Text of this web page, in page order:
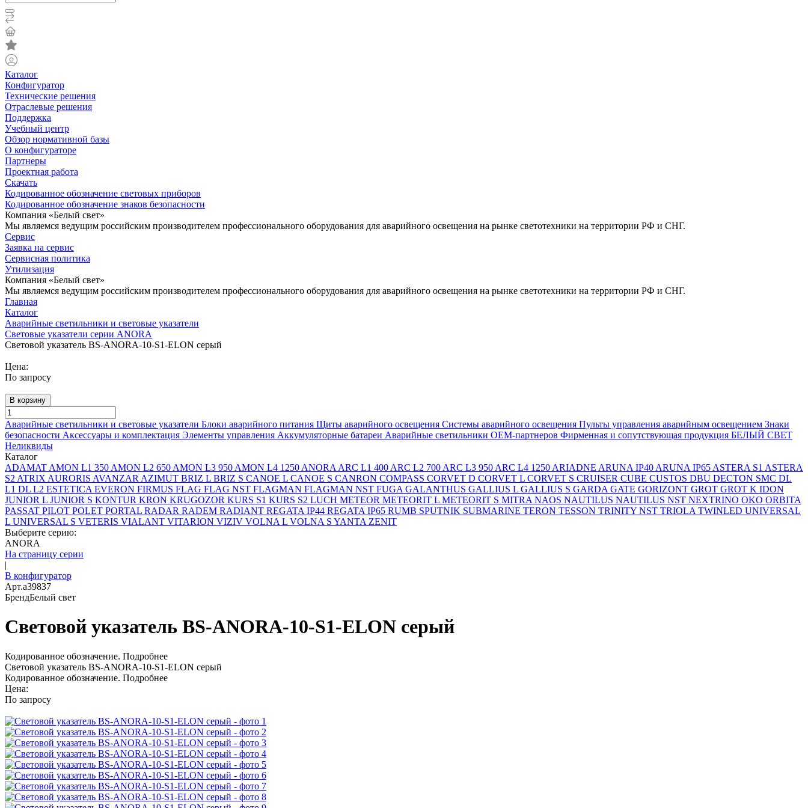
Каталог
Конфигуратор
Технические решения
Отраслевые решения
Поддержка
Учебный центр
Обзор нормативной базы
О конфигураторе
Партнеры
Проектная работа
Скачать
Кодированное обозначение световых приборов
Кодированное обозначение знаков безопасности
Компания «Белый свет»
Мы являемся ведущим российским производителем профессионального оборудования для аварийного освещения на рынке светотехники на территории РФ и СНГ.
Сервис
Заявка на сервис
Сервисная политика
Утилизация
Компания «Белый свет»
Мы являемся ведущим российским производителем профессионального оборудования для аварийного освещения на рынке светотехники на территории РФ и СНГ.
Главная
Каталог
Аварийные светильники и световые указатели
Световые указатели серии ANORA
Световой указатель BS-ANORA-10-S1-ELON серый
Цена:
По запросу
В корзину
Аварийные светильники и световые указатели Блоки аварийного питания Щиты аварийного освещения Системы аварийного освещения Пульты управления аварийным освещением Знаки
безопасности Аксессуары и комплектация Элементы управления Аккумуляторные батареи Аварийные светильники ОЕМ-партнеров Фирменная и сопутствующая продукция БЕЛЫЙ СВЕТ
Неликвиды
Каталог
ADAMAT AMON L1 350 AMON L2 650 AMON L3 950 AMON L4 1250 ANORA ARC L1 400 ARC L2 700 ARC L3 950 ARC L4 1250 ARIADNE ARUNA IP40 ARUNA IP65 ASTERA S1 ASTERA
S2 ATRIX AURORIS AVANZAR AZIMUT BRIZ L BRIZ S CANOE L CANOE S CANRON COMPASS CORVET D CORVET L CORVET S CRUISER CUBE CUSTOS DBU DECTON SMC DL
L1 DL L2 ESTETICA EVERON FIRMUS FLAG FLAG NST FLAGMAN FLAGMAN NST FUGA GALANTHUS GALLIUS L GALLIUS S GARDA GATE GORIZONT GROT GROT K IDON
JUNIOR L JUNIOR S KONTUR KRON KRUGOZOR KURS S1 KURS S2 LUCH METEOR METEORIT L METEORIT S MITRA NAOS NAUTILUS NAUTILUS NST NEXTRINO OKO ORBITA
PASSAT PILOT POLET PORTAL RADAR RADEM RADIANT REGATA IP44 REGATA IP65 RUMB SPUTNIK SUBMARINE TERON TESSON TRINITY NST TRIOLA TWINLED UNIVERSAL
L UNIVERSAL S VETERIS VIALANT VITARION VIZIV VOLNA L VOLNA S YANTA ZENIT
Выберите серию:
ANORA
На страницу серии
|
В конфигуратор
Арт.a39837
БрендБелый свет
Световой указатель BS-ANORA-10-S1-ELON серый
Кодированное обозначение. Подробнее
Световой указатель BS-ANORA-10-S1-ELON серый
Кодированное обозначение. Подробнее
Цена:
По запросу